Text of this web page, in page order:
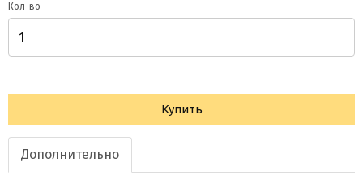
Кол-во
Купить
Дополнительно